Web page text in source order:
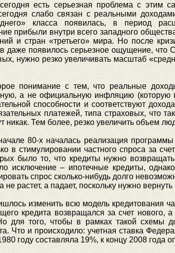
есть серьезная проблема с этим
слабо связан с реальными
класса появилась, в период
прибыли внутри всего западного
и стран «третьего» мира. Но после
даже появилось серьезное ощущение,
нужно резко увеличивать масштаб
понимание с тем, что реальные
а не официальную инфляцию (которую
способности и соответствуют
платежей, типа страховых, что
никак. Тем более, резко увеличить объем
80-х началась реализация
в стимулировании частного спроса за
было то, что кредиты нужно
исключение – ипотечные кредиты,
спрос сколько-нибудь долго
не растет, а падает, поскольку нужно
изменить всю модель кредитования
кредита возвращался за счет нового,
для того, чтобы в рамках такой схемы
Что и происходило: учетная ставка
году составляла 19%, к концу 2008 года